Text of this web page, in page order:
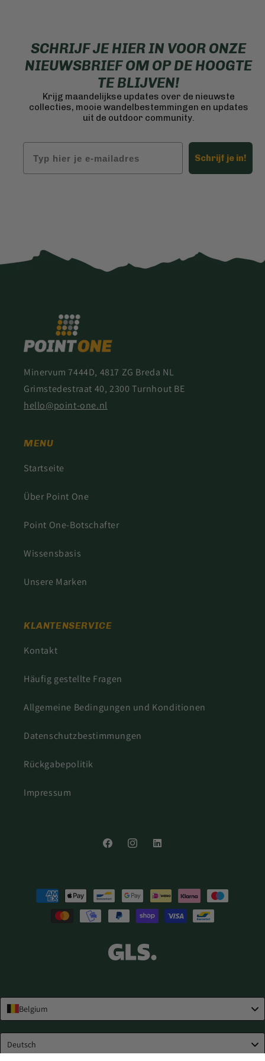
SCHRIJF JE HIER IN VOOR ONZE
NIEUWSBRIEF OM OP DE HOOGTE
TE BLIJVEN!
Krijg maandelijkse updates over de nieuwste
collecties, mooie wandelbestemmingen en updates
uit de outdoor community.
Email
Schrijf je in!
Minervum 7444D, 4817 ZG Breda NL
Grimstedestraat 40, 2300 Turnhout BE
hello@point-one.nl
MENU
Startseite
Über Point One
Point One-Botschafter
Wissensbasis
Unsere Marken
KLANTENSERVICE
Kontakt
Häufig gestellte Fragen
Allgemeine Bedingungen und Konditionen
Datenschutzbestimmungen
Rückgabepolitik
Impressum
FacebookInstagramLinkedIn
Zahlungsmethoden
Belgium
Deutsch